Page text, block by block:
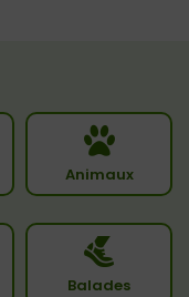
Animaux
Balades